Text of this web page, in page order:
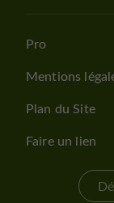
Pro
Mentions
Plan du Site
Faire un lien